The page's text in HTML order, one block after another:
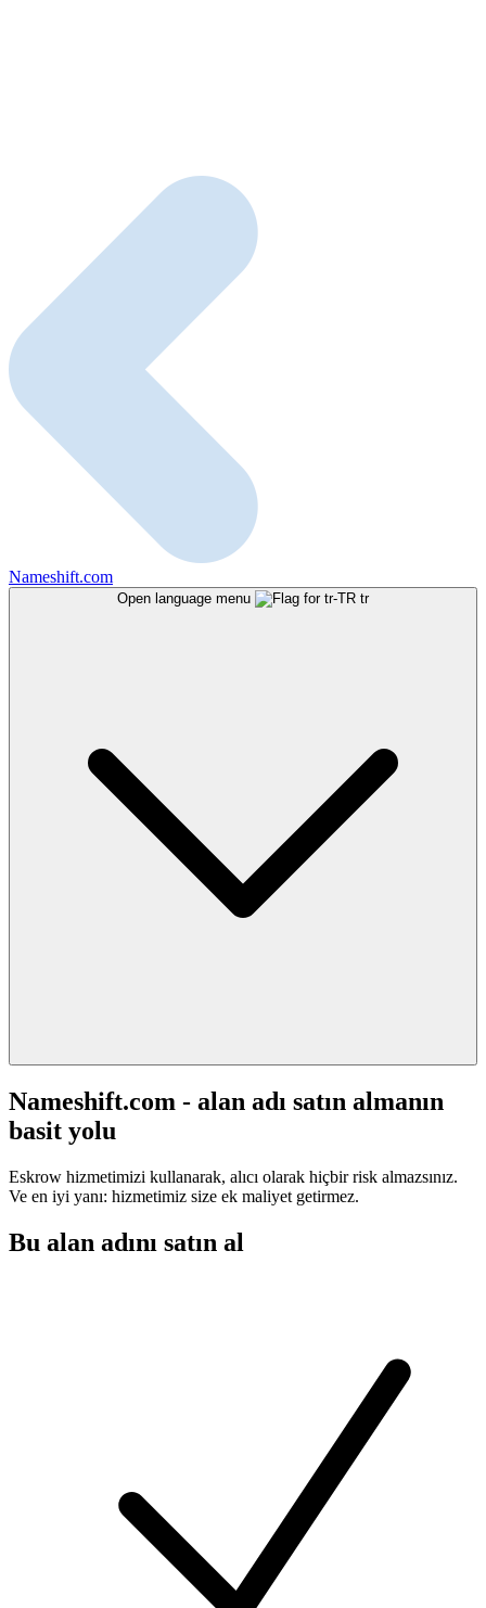
Nameshift.com
Open language menu tr
Nameshift.com - alan adı satın almanın
basit yolu
Eskrow hizmetimizi kullanarak, alıcı olarak hiçbir risk almazsınız.
Ve en iyi yanı: hizmetimiz size ek maliyet getirmez.
Bu alan adını satın al